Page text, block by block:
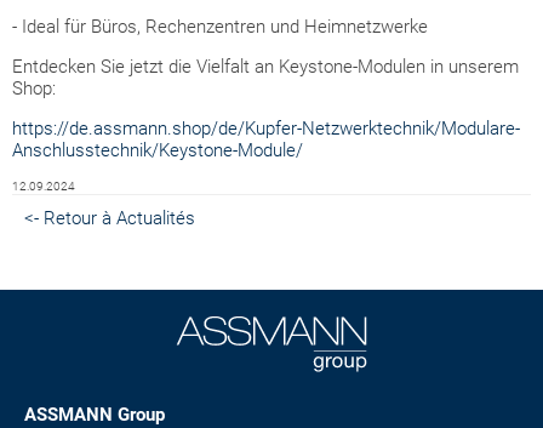
- Ideal für Büros, Rechenzentren und Heimnetzwerke
Entdecken Sie jetzt die Vielfalt an Keystone-Modulen in unserem
Shop:
https://de.assmann.shop/de/Kupfer-Netzwerktechnik/Modulare-
Anschlusstechnik/Keystone-Module/
12.09.2024
<- Retour à Actualités
ASSMANN Group